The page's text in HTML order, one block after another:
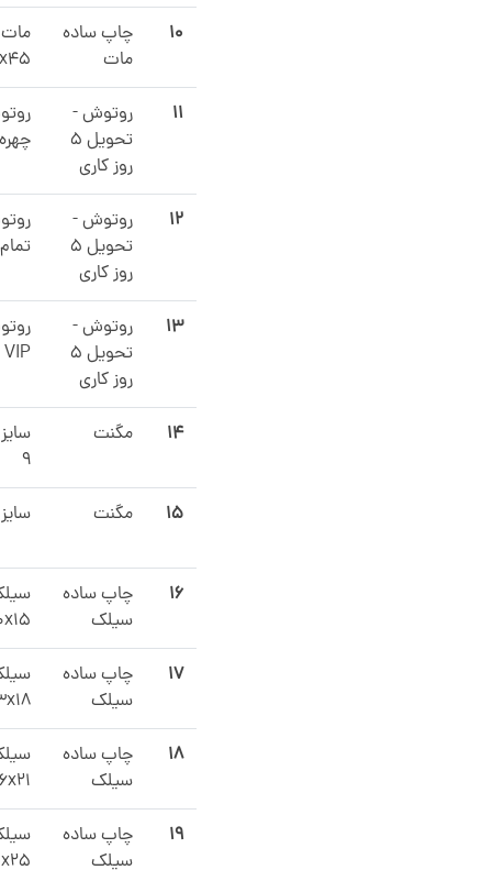
۱۰
چاپ ساده
مات
مات
۱۱
روتوش -
تحویل ۵
روز کاری
چهره
۱۲
روتوش -
تحویل ۵
روز کاری
۱۳
روتوش -
تحویل ۵
روز کاری
VIP
۱۴ مگنت
۹
۱۵ مگنت سایز A5
۱۶
چاپ ساده
سیلک
۱۷
چاپ ساده
سیلک
۱۸
چاپ ساده
سیلک
۱۹
چاپ ساده
سیلک